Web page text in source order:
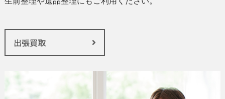
出張買取